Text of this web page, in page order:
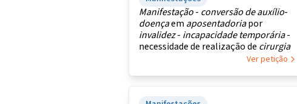
Manifestação- conversão de auxílio-
doençaem aposentadoriapor
invalidez- incapacidade temporária-
necessidade de realização de cirurgia
Ver petição